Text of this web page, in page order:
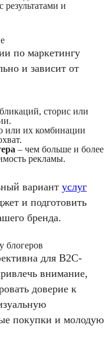
и
по маркетингу
и зависит от
сторис или
или их комбинации
– чем больше и более
рекламы.
вариант услуг
и подготовить
бренда.
блогеров
для B2C-
внимание,
доверие к
покупки и молодую